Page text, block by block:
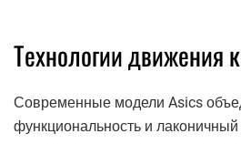
Технологии движения
Современные модели Asics
функциональность и